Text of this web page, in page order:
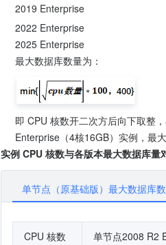
2019 Enterprise
2022 Enterprise
2025 Enterprise
最大数据库数量为：
即 CPU 核数开二次方后向下取整
Enterprise（4核16GB）实例，最
实例 CPU 核数与各版本最大数据库量
单节点（原基础版）最大数据库
CPU 核数 单节点2008 R2